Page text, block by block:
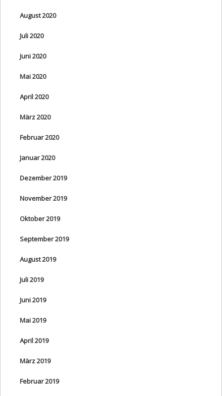
August 2020
Juli 2020
Juni 2020
Mai 2020
April 2020
März 2020
Februar 2020
Januar 2020
Dezember 2019
November 2019
Oktober 2019
September 2019
August 2019
Juli 2019
Juni 2019
Mai 2019
April 2019
März 2019
Februar 2019